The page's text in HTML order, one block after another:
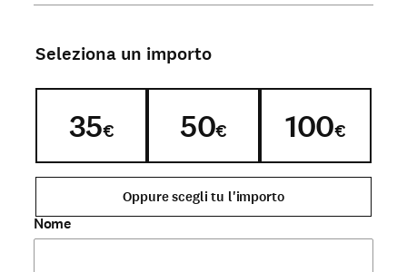
Seleziona un importo
35€ 50€ 100€
Oppure scegli tu l'importo
Nome